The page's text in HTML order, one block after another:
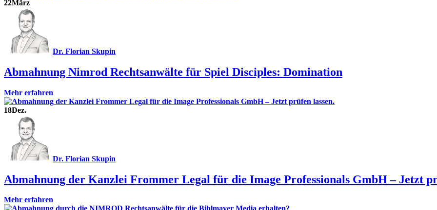
22März
Dr. Florian Skupin
Abmahnung Nimrod Rechtsanwälte für Spiel Disciples: Domination
Mehr erfahren
18Dez.
Dr. Florian Skupin
Abmahnung der Kanzlei Frommer Legal für die Image Professionals GmbH – Jetzt
Mehr erfahren